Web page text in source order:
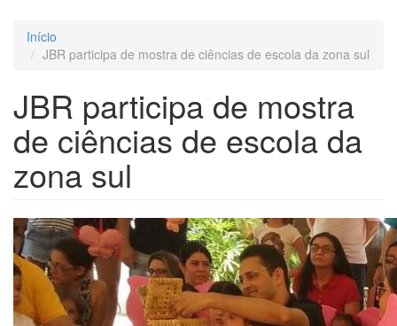
Início
JBR participa de mostra de ciências de escola da zona sul
JBR participa de mostra
de ciências de escola da
zona sul